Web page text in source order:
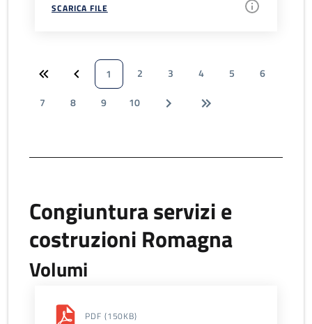
SCARICA FILE
1 2 3 4 5
6
7
8 9 10
Congiuntura servizi e
costruzioni Romagna
Volumi
PDF (150KB)